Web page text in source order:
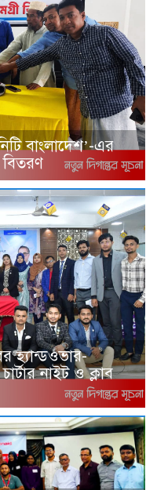
বাংলাদেশ’-এর
বিতরণ
হ্যান্ডওভার-
নাইট ও ক্লাব